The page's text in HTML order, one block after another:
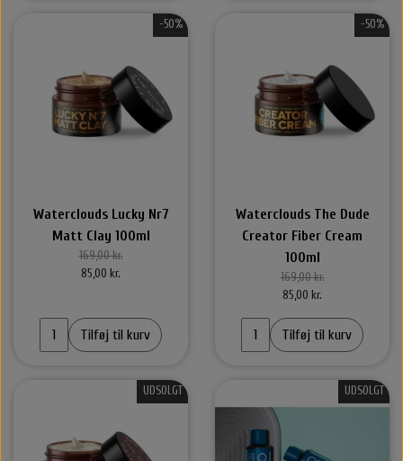
-50%
Waterclouds Lucky Nr7
Matt Clay 100ml
169,00 kr.
85,00 kr.
Tilføj til kurv
-50%
Waterclouds The Dude
Creator Fiber Cream
100ml
169,00 kr.
85,00 kr.
Tilføj til kurv
UDSOLGT UDSOLGT